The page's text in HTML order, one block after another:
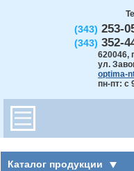
(343) 253-
(343) 352-
620046,
ул.
optima-
пн-пт: с
Каталог продукции